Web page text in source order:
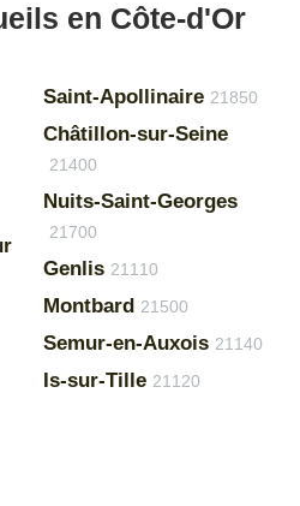
en Côte-d'Or
Saint-Apollinaire 21850
Châtillon-sur-Seine
21400
Nuits-Saint-Georges
21700
Genlis 21110
Montbard 21500
Semur-en-Auxois 21140
Is-sur-Tille 21120